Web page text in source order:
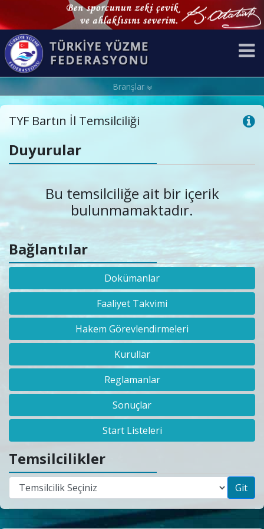
Branşlar
TYF Bartın İl Temsilciliği
Duyurular
Bu temsilciliğe ait bir içerik
bulunmamaktadır.
Bağlantılar
Dokümanlar
Faaliyet Takvimi
Hakem Görevlendirmeleri
Kurullar
Reglamanlar
Sonuçlar
Start Listeleri
Temsilcilikler
Git